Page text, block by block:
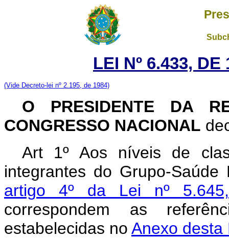
LEI Nº 6.433,
(Vide Decreto-lei nº 2.195, de 1984)
O PRESIDENTE DA
CONGRESSO NACIONAL
Art 1º Aos níveis de
integrantes do Grupo-
artigo 4º da Lei nº
correspondem as
estabelecidas no Anexo desta